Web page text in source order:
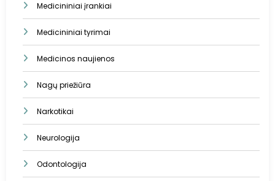
Medicininiai įrankiai
Medicininiai tyrimai
Medicinos naujienos
Nagų priežiūra
Narkotikai
Neurologija
Odontologija